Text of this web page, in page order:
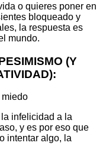
o quieres poner en
bloqueado y
la respuesta es
mundo.
(Y
miedo
infelicidad a la
y es por eso que
intentar algo, la